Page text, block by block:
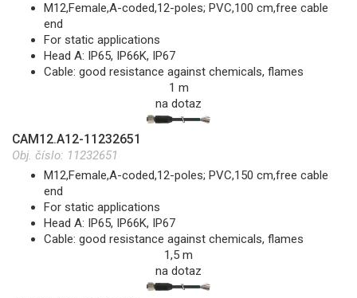
M12,Female,A-coded,12-poles; PVC,100 cm,free cable
end
For static applications
Head A: IP65, IP66K, IP67
Cable: good resistance against chemicals, flames
1 m
na dotaz
CAM12.A12-11232651
Obj. číslo: 11232651
M12,Female,A-coded,12-poles; PVC,150 cm,free cable
end
For static applications
Head A: IP65, IP66K, IP67
Cable: good resistance against chemicals, flames
1,5 m
na dotaz